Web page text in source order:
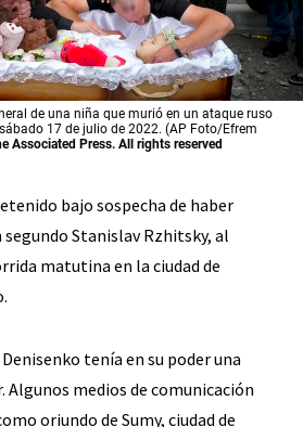
de una niña que murió en un ataque ruso
17 de julio de 2022. (AP Foto/Efrem
Associated Press. All rights reserved
bajo sospecha de haber
Stanislav Rzhitsky, al
matutina en la ciudad de
tenía en su poder una
Algunos medios de comunicación
oriundo de Sumy, ciudad de